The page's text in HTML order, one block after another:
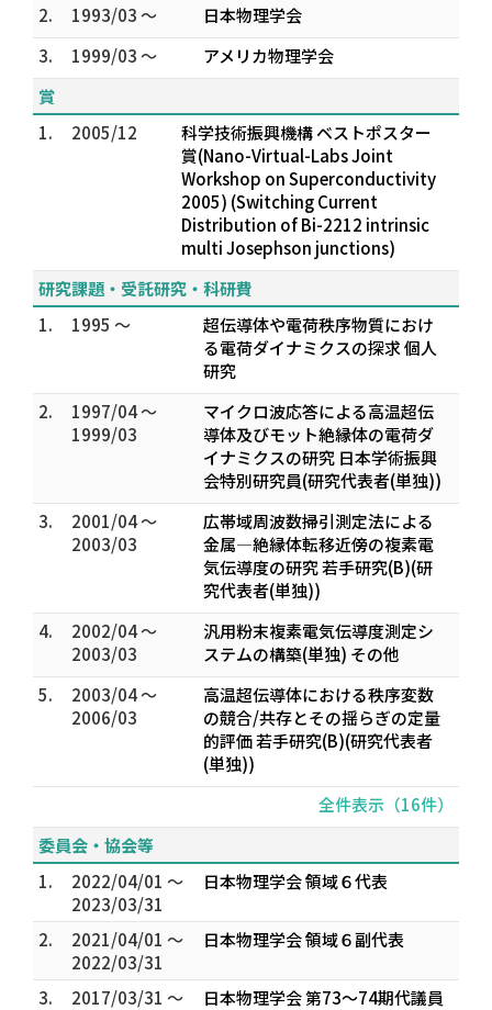
2.
1993/03 ～
日本物理学会
3.
1999/03 ～
アメリカ物理学会
賞
1.
2005/12
科学技術振興機構 ベストポスター
賞(Nano-Virtual-Labs Joint
Workshop on Superconductivity
2005) (Switching Current
Distribution of Bi-2212 intrinsic
multi Josephson junctions)
研究課題・受託研究・科研費
1.
1995 ～
超伝導体や電荷秩序物質におけ
る電荷ダイナミクスの探求 個人
研究
2.
1997/04 ～
1999/03
マイクロ波応答による高温超伝
導体及びモット絶縁体の電荷ダ
イナミクスの研究 日本学術振興
会特別研究員(研究代表者(単独))
3.
2001/04 ～
2003/03
広帯域周波数掃引測定法による
金属―絶縁体転移近傍の複素電
気伝導度の研究 若手研究(B)(研
究代表者(単独))
4.
2002/04 ～
2003/03
汎用粉末複素電気伝導度測定シ
ステムの構築(単独) その他
5.
2003/04 ～
2006/03
高温超伝導体における秩序変数
の競合/共存とその揺らぎの定量
的評価 若手研究(B)(研究代表者
(単独))
全件表示（16件）
委員会・協会等
1.
2022/04/01 ～
2023/03/31
日本物理学会 領域６代表
2.
2021/04/01 ～
2022/03/31
日本物理学会 領域６副代表
3.
2017/03/31 ～
日本物理学会 第73～74期代議員